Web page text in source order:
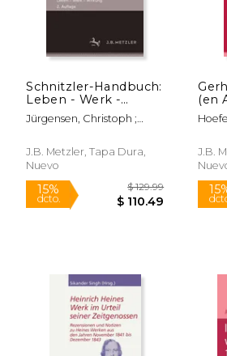
15%
dcto.
$ 79.99
Schnitzler-Handbuch:
Leben - Werk -
Wirkung (en Alemán)
Jürgensen, Christoph ;
Michael
J.B. Metzler, Tapa Dura,
Nuevo
(en
J.B.